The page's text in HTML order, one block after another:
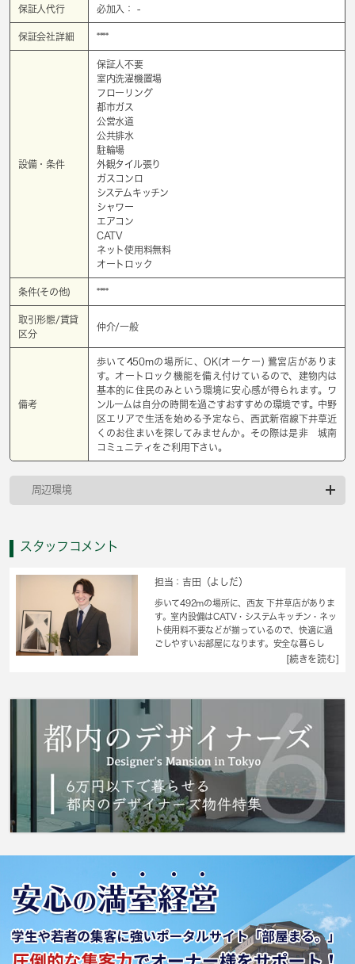
保証人代行 必加入： -
保証会社詳細 ****
設備・条件
保証人不要
室内洗濯機置場
フローリング
都市ガス
公営水道
公共排水
駐輪場
外観タイル張り
ガスコンロ
システムキッチン
シャワー
エアコン
CATV
ネット使用料無料
オートロック
条件(その他) ****
取引形態/賃貸
区分
仲介/一般
備考
歩いて450mの場所に、OK(オーケー) 鷺宮店がありま
す。オートロック機能を備え付けているので、建物内は
基本的に住民のみという環境に安心感が得られます。ワ
ンルームは自分の時間を過ごすおすすめの環境です。中野
区エリアで生活を始める予定なら、西武新宿線下井草近
くのお住まいを探してみませんか。その際は是非 城南
コミュニティをご利用下さい。
周辺環境
スタッフコメント
担当：吉田（よしだ）
歩いて492mの場所に、西友 下井草店がありま
す。室内設備はCATV・システムキッチン・ネッ
ト使用料不要などが揃っているので、快適に過
ごしやすいお部屋になります。安全な暮らし
は、オートロック付き物件から始めましょう。
徒歩7分の物件なら、駅前のお買い物も便利で
様な賃貸情報を取り扱っております。西武新宿
線下井草の近くでお部屋探しをしている方は、
当社までお問い合わせください。
[続きを読む]